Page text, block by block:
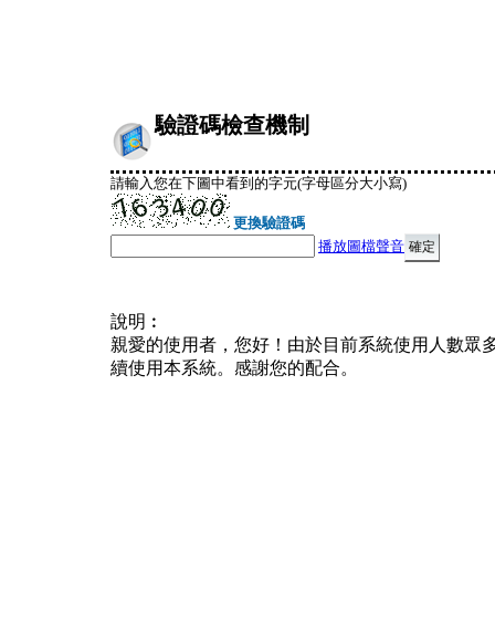
驗證碼檢查機制
請輸入您在下圖中看到的字元(字母區分大小寫)
更換驗證碼
播放圖檔聲音
說明︰
親愛的使用者，您好！由於目前系統使用人數眾
續使用本系統。感謝您的配合。